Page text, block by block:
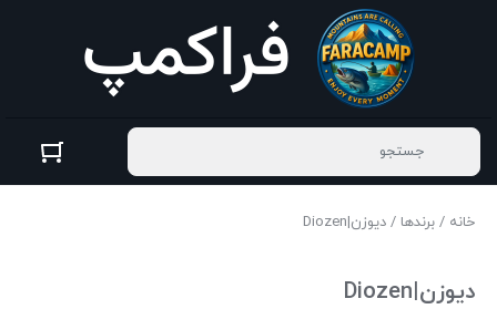
خانه / برندها / دیوزن|Diozen
دیوزن|Diozen